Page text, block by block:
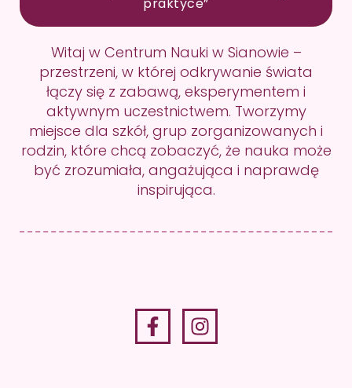
Witaj w Centrum Nauki w Sianowie –
przestrzeni, w której odkrywanie świata
łączy się z zabawą, eksperymentem i
aktywnym uczestnictwem. Tworzymy
miejsce dla szkół, grup zorganizowanych i
rodzin, które chcą zobaczyć, że nauka może
być zrozumiała, angażująca i naprawdę
inspirująca.